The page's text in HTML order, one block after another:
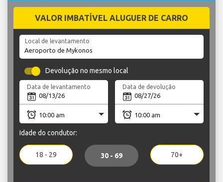
VALOR IMBATÍVEL ALUGUER DE CARRO
Local de levantamento
Devolução no mesmo local
Data de levantamento Data de devolução
Idade do condutor:
18 - 29 30 - 69 70+